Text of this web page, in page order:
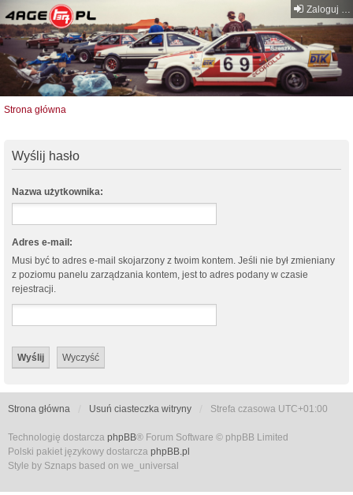
Zaloguj się
Strona główna
Wyślij hasło
Nazwa użytkownika:
Adres e-mail:
Musi być to adres e-mail skojarzony z twoim kontem. Jeśli nie był zmieniany
z poziomu panelu zarządzania kontem, jest to adres podany w czasie
rejestracji.
Strona główna Usuń ciasteczka witryny Strefa czasowa UTC+01:00
Technologię dostarcza phpBB® Forum Software © phpBB Limited
Polski pakiet językowy dostarcza phpBB.pl
Style by Sznaps based on we_universal